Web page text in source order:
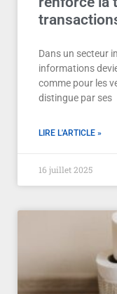
Dans un secteur
informations
comme pour les
distingue par ses
LIRE L'ARTICLE »
16 juillet 2025